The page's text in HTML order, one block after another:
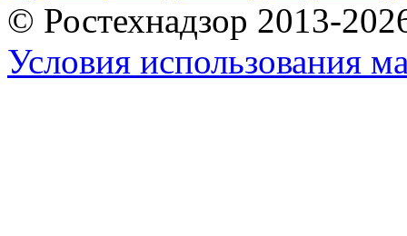
© Ростехнадзор 2013-
Условия использования